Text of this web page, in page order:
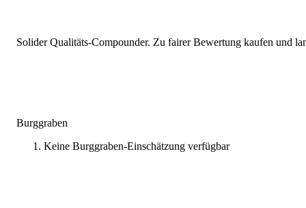
Solider Qualitäts-Compounder. Zu fairer Bewertung kaufen und
Burggraben
Keine Burggraben-Einschätzung verfügbar